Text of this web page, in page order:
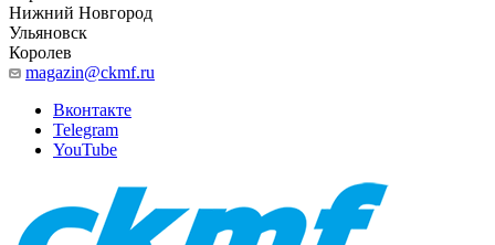
Нижний Новгород
Ульяновск
Королев
magazin@ckmf.ru
Вконтакте
Telegram
YouTube